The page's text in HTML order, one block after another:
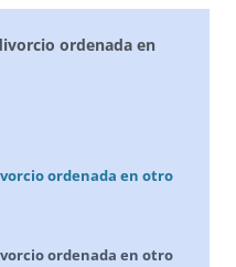
ordenada en
ordenada en otro
ordenada en otro